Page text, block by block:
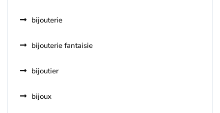
bijouterie
bijouterie fantaisie
bijoutier
bijoux